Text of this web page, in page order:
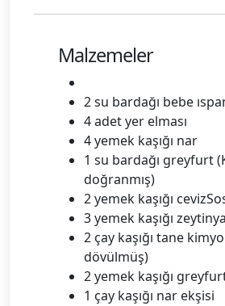
Malzemeler
2 su bardağı bebe
4 adet yer elması
4 yemek kaşığı nar
1 su bardağı greyfurt
doğranmış)
2 yemek kaşığı
3 yemek kaşığı
2 çay kaşığı tane
dövülmüş)
2 yemek kaşığı
1 çay kaşığı nar ekşisi